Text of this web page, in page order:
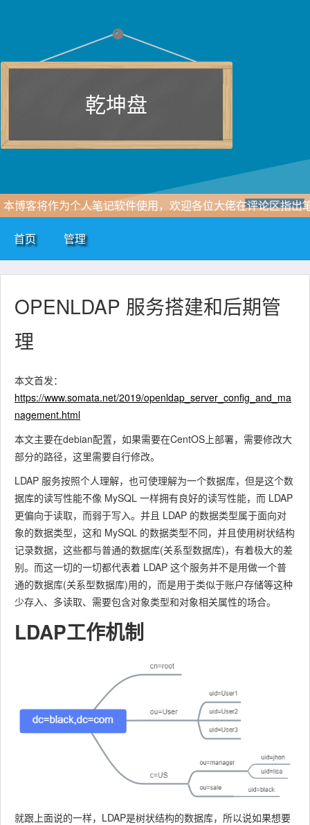
乾坤盘
本博客将作为个人笔记软件使用，欢迎各位大佬在评论区指出
首页
管理
OPENLDAP 服务搭建和后期管
理
本文首发：
https://www.somata.net/2019/openldap_server_config_and_ma
nagement.html
本文主要在debian配置，如果需要在CentOS上部署，需要修改大
部分的路径，这里需要自行修改。
LDAP 服务按照个人理解，也可使理解为一个数据库，但是这个数
据库的读写性能不像 MySQL 一样拥有良好的读写性能，而 LDAP
更偏向于读取，而弱于写入。并且 LDAP 的数据类型属于面向对
象的数据类型，这和 MySQL 的数据类型不同，并且使用树状结构
记录数据，这些都与普通的数据库(关系型数据库)，有着极大的差
别。而这一切的一切都代表着 LDAP 这个服务并不是用做一个普
通的数据库(关系型数据库)用的，而是用于类似于账户存储等这种
少存入、多读取、需要包含对象类型和对象相关属性的场合。
LDAP工作机制
就跟上面说的一样，LDAP是树状结构的数据库，所以说如果想要